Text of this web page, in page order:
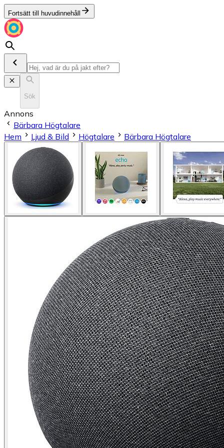
Fortsätt till huvudinnehåll
Sök
Annons
Bärbara Högtalare
Hem
Ljud & Bild Högtalare Bärbara Högtalare